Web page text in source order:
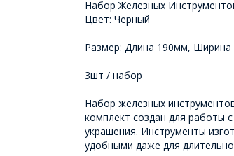
Набор Железных
Цвет: Черный
Размер: Длина 190мм,
3шт / набор
Набор железных
комплект создан для работы
украшения. Инструменты
удобными даже для